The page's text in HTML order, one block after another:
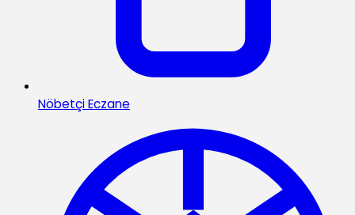
Nöbetçi Eczane